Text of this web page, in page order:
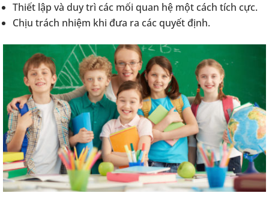
Thiết lập và duy trì các mối quan hệ một cách tích cực.
Chịu trách nhiệm khi đưa ra các quyết định.